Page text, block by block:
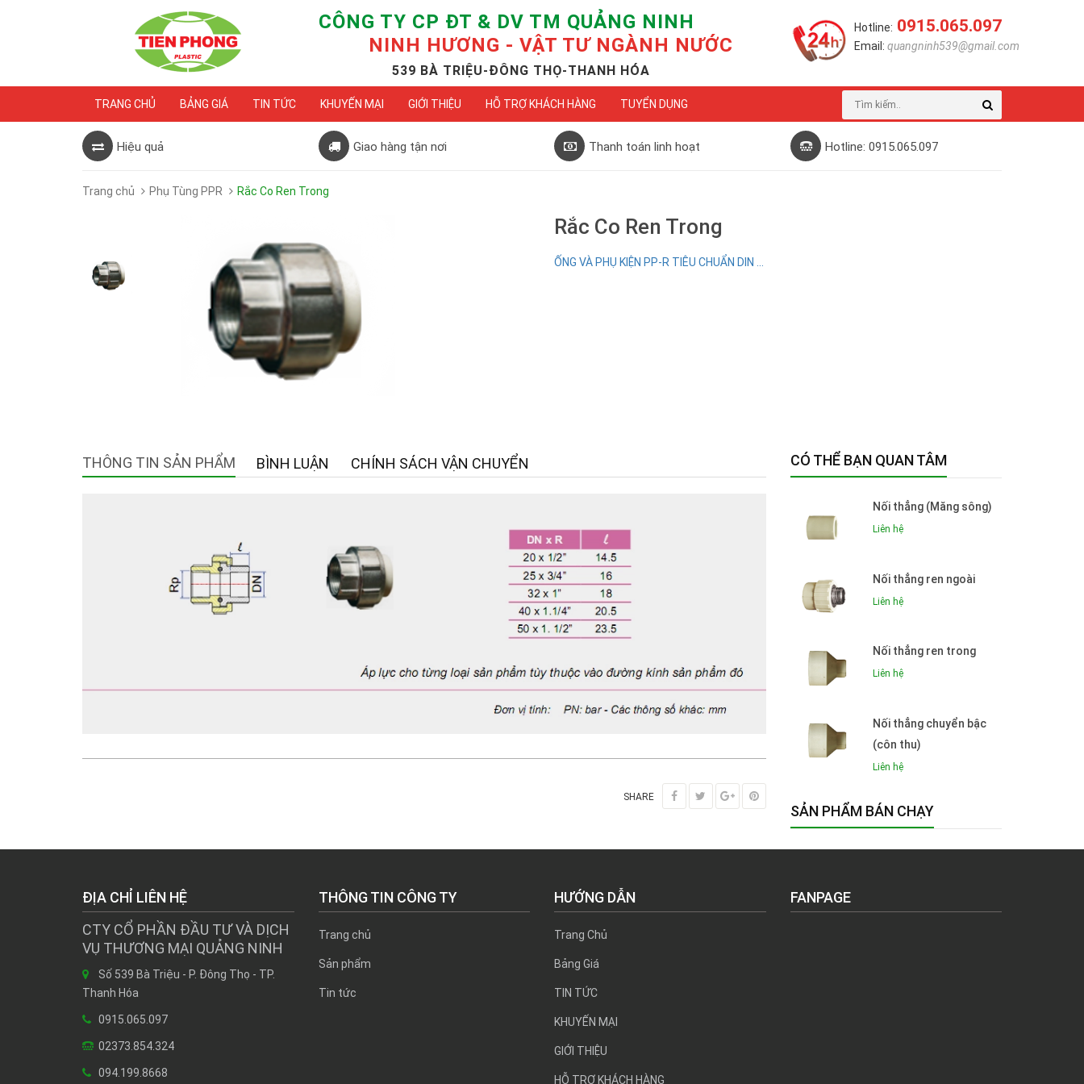
CÔNG TY CP ĐT & DV TM QUẢNG NINH
NINH HƯƠNG - VẬT TƯ NGÀNH NƯỚC
539 BÀ TRIỆU-ĐÔNG THỌ-THANH HÓA
Hotline: 0915.065.097
Email: quangninh539@gmail.com
TRANG CHỦ BẢNG GIÁ TIN TỨC KHUYẾN MẠI GIỚI THIỆU HỖ TRỢ KHÁCH HÀNG TUYỂN DỤNG
Hiệu quả Giao hàng tận nơi Thanh toán linh hoạt Hotline: 0915.065.097
Trang chủ Phụ Tùng PPR Rắc Co Ren Trong
Rắc Co Ren Trong
ỐNG VÀ PHỤ KIỆN PP-R TIÊU CHUẨN DIN ...
THÔNG TIN SẢN PHẨM BÌNH LUẬN CHÍNH SÁCH VẬN CHUYỂN
SHARE
CÓ THỂ BẠN QUAN TÂM
Nối thẳng (Măng sông)
Liên hệ
Nối thẳng ren ngoài
Liên hệ
Nối thẳng ren trong
Liên hệ
Nối thẳng chuyển bậc
(côn thu)
Liên hệ
SẢN PHẨM BÁN CHẠY
ĐỊA CHỈ LIÊN HỆ
CTY CỔ PHẦN ĐẦU TƯ VÀ DỊCH
VỤ THƯƠNG MẠI QUẢNG NINH
Số 539 Bà Triệu - P. Đông Thọ - TP.
Thanh Hóa
0915.065.097
02373.854.324
094.199.8668
THÔNG TIN CÔNG TY
Trang chủ
Sản phẩm
Tin tức
HƯỚNG DẪN
Trang Chủ
Bảng Giá
TIN TỨC
KHUYẾN MẠI
GIỚI THIỆU
HỖ TRỢ KHÁCH HÀNG
FANPAGE